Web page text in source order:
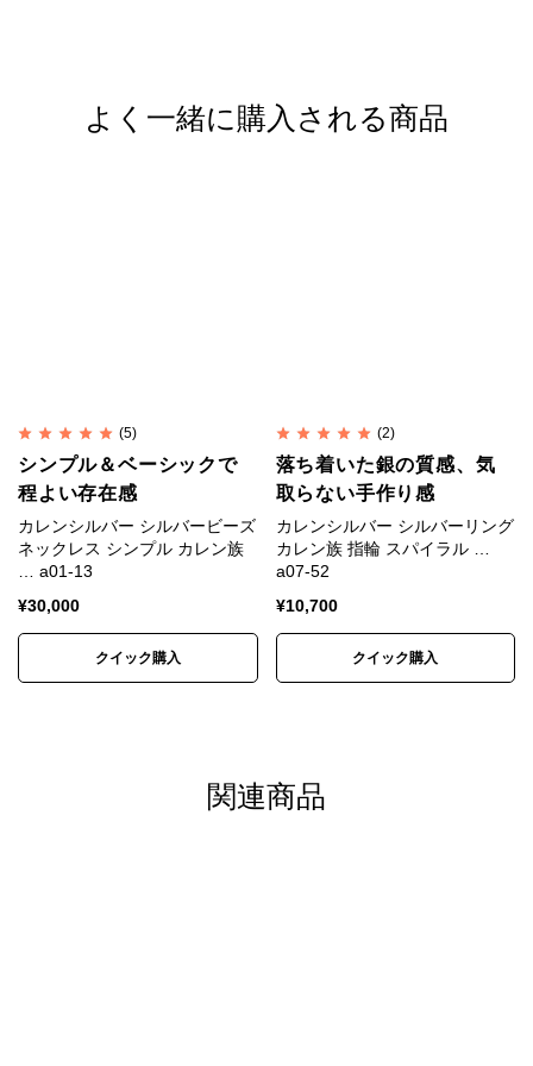
立、時には依存しながら万物を形成しているという世
界観です。
解ください。
※入荷時期によって色味、形状、表情に若干の違いが
生じる場合があります。
※色は正確に表現するよう努めていますが、モニター
や端末の設定、照明、写真の拡大により、実物より大
※昨今の銀価格高騰と相場の大きな変動を受け、仕入
れ時点の銀相場をもとに価格を設定しています。
直径約23mm×幅約12mm×厚さ約2.5mm 約
よく一緒に購入される商品
(5)
シンプル＆ベーシックで
程よい存在感
カレンシルバー シルバービーズ
ネックレス シンプル カレン族
… a01-13
¥30,000
クイック購入
(2)
落ち着いた銀の質感、気
取らない手作り感
カレンシルバー シルバーリング
カレン族 指輪 スパイラル …
a07-52
¥10,700
クイック購入
関連商品